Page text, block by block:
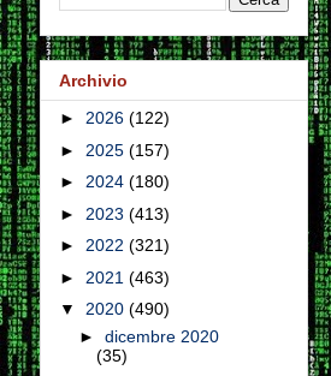
Archivio
► 2026 (122)
► 2025 (157)
► 2024 (180)
► 2023 (413)
► 2022 (321)
► 2021 (463)
▼ 2020 (490)
►dicembre 2020
(35)